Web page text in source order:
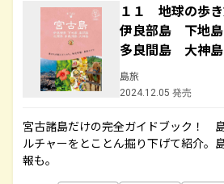
１１ 地球の歩
伊良部島 下地
多良間島 大神
島旅
2024.12.05 発売
宮古諸島だけの完全ガイドブック！
ルチャーをとことん掘り下げて紹介。
報も。